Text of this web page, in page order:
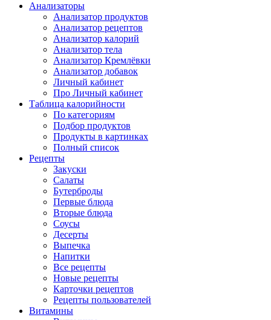
Анализаторы
Анализатор продуктов
Анализатор рецептов
Анализатор калорий
Анализатор тела
Анализатор Кремлёвки
Анализатор добавок
Личный кабинет
Про Личный кабинет
Таблица калорийности
По категориям
Подбор продуктов
Продукты в картинках
Полный список
Рецепты
Закуски
Салаты
Бутерброды
Первые блюда
Вторые блюда
Соусы
Десерты
Выпечка
Напитки
Все рецепты
Новые рецепты
Карточки рецептов
Рецепты пользователей
Витамины